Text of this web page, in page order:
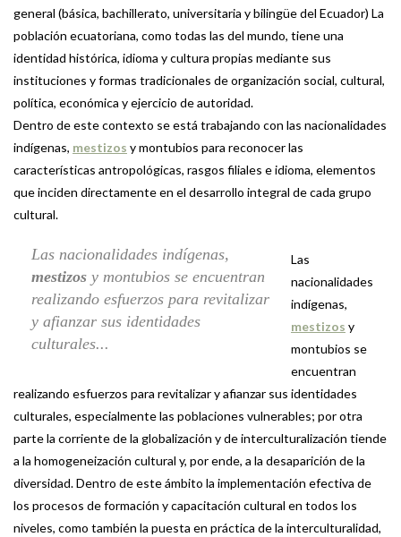
general (básica, bachillerato, universitaria y bilingüe del Ecuador) La
población ecuatoriana, como todas las del mundo, tiene una
identidad histórica, idioma y cultura propias mediante sus
instituciones y formas tradicionales de organización social, cultural,
política, económica y ejercicio de autoridad.
Dentro de este contexto se está trabajando con las nacionalidades
indígenas, mestizos y montubios para reconocer las
características antropológicas, rasgos filiales e idioma, elementos
que inciden directamente en el desarrollo integral de cada grupo
cultural.
Las nacionalidades indígenas,
mestizos y montubios se encuentran
realizando esfuerzos para revitalizar
y afianzar sus identidades
culturales...
Las
nacionalidades
indígenas,
mestizos y
montubios se
encuentran
realizando esfuerzos para revitalizar y afianzar sus identidades
culturales, especialmente las poblaciones vulnerables; por otra
parte la corriente de la globalización y de interculturalización tiende
a la homogeneización cultural y, por ende, a la desaparición de la
diversidad. Dentro de este ámbito la implementación efectiva de
los procesos de formación y capacitación cultural en todos los
niveles, como también la puesta en práctica de la interculturalidad,